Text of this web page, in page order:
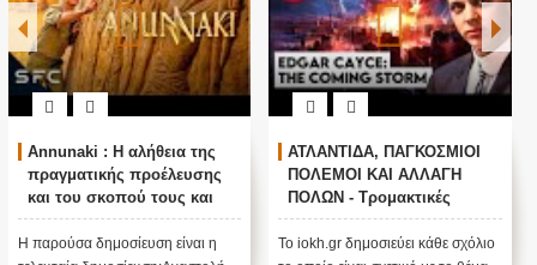
Annunaki : Η αλήθεια της
πραγματικής προέλευσης
και του σκοπού τους και
αναστολή λειτουργίας μας
....
Η παρούσα δημοσίευση είναι η
ΑΤΛΑΝΤΙΔΑ, ΠΑΓΚΟΣΜΙΟΙ
ΠΟΛΕΜΟΙ ΚΑΙ ΑΛΛΑΓΗ
ΠΟΛΩΝ - Τρομακτικές
προβλέψεις του Edgar
Cayce (Video)
Το iokh.gr δημοσιεύει κάθε σχόλιο